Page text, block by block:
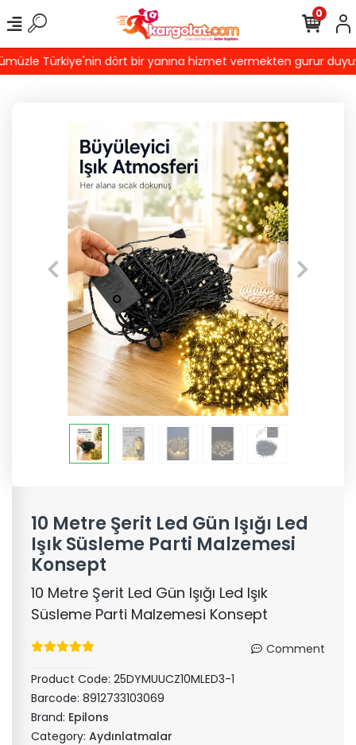
Türkiye'nin dört bir yanına hizmet vermekten gurur
0
10 Metre Şerit Led Gün Işığı Led
Işık Süsleme Parti Malzemesi
Konsept
10 Metre Şerit Led Gün Işığı Led Işık
Süsleme Parti Malzemesi Konsept
Comment
Product Code: 25DYMUUCZ10MLED3-1
Barcode: 8912733103069
Brand: Epilons
Category: Aydınlatmalar